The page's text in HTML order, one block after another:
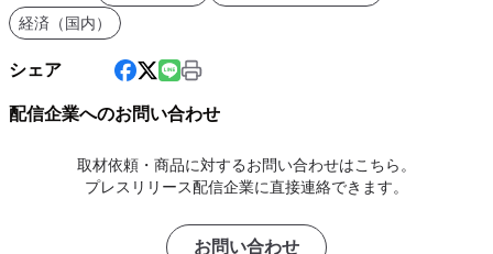
経済（国内）
シェア
配信企業へのお問い合わせ
取材依頼・商品に対するお問い合わせはこちら。
プレスリリース配信企業に直接連絡できます。
お問い合わせ